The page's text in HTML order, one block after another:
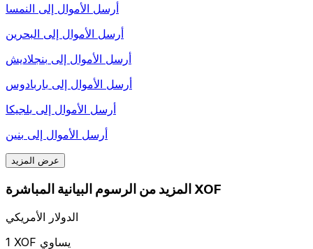
أرسل الأموال إلى النمسا
أرسل الأموال إلى البحرين
أرسل الأموال إلى بنجلاديش
أرسل الأموال إلى باربادوس
أرسل الأموال إلى بلجيكا
أرسل الأموال إلى بنين
عرض المزيد
المزيد من الرسوم البيانية المباشرة XOF
الدولار الأمريكي
1 XOF يساوي